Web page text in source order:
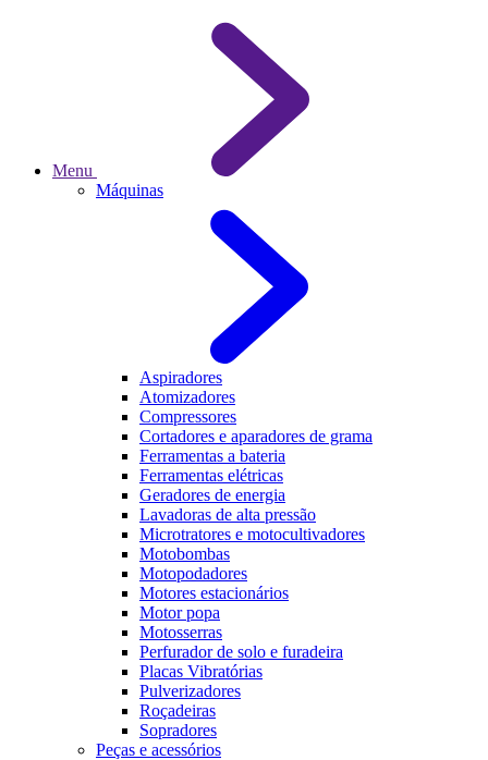
Menu
Máquinas
Aspiradores
Atomizadores
Compressores
Cortadores e aparadores de grama
Ferramentas a bateria
Ferramentas elétricas
Geradores de energia
Lavadoras de alta pressão
Microtratores e motocultivadores
Motobombas
Motopodadores
Motores estacionários
Motor popa
Motosserras
Perfurador de solo e furadeira
Placas Vibratórias
Pulverizadores
Roçadeiras
Sopradores
Peças e acessórios